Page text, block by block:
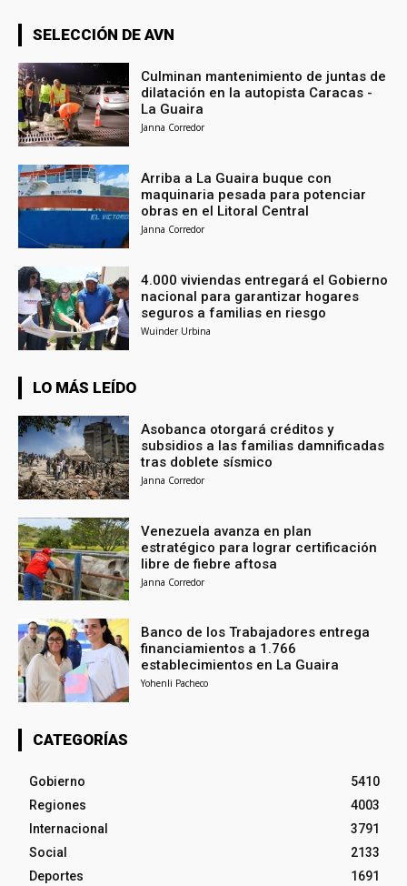
SELECCIÓN DE AVN
Culminan mantenimiento de juntas de
dilatación en la autopista Caracas -
La Guaira
Janna Corredor
Arriba a La Guaira buque con
maquinaria pesada para potenciar
obras en el Litoral Central
Janna Corredor
4.000 viviendas entregará el Gobierno
nacional para garantizar hogares
seguros a familias en riesgo
Wuinder Urbina
LO MÁS LEÍDO
Asobanca otorgará créditos y
subsidios a las familias damnificadas
tras doblete sísmico
Janna Corredor
Venezuela avanza en plan
estratégico para lograr certificación
libre de fiebre aftosa
Janna Corredor
Banco de los Trabajadores entrega
financiamientos a 1.766
establecimientos en La Guaira
Yohenli Pacheco
CATEGORÍAS
Gobierno
5410
Regiones
4003
Internacional
3791
Social
2133
Deportes
1691